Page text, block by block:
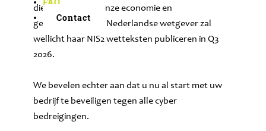
Contact
diensten binnen onze economie en
gemeenschap. De Nederlandse wetgever zal
wellicht haar NIS2 wetteksten publiceren in Q3
2026.
We bevelen echter aan dat u nu al start met uw
bedrijf te beveiligen tegen alle cyber
bedreigingen.